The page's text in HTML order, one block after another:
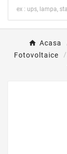
Acasa
Fotovoltaice